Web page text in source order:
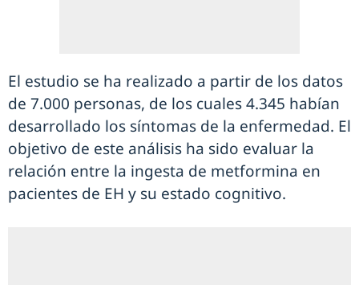
El estudio se ha realizado a partir de los datos
de 7.000 personas, de los cuales 4.345 habían
desarrollado los síntomas de la enfermedad. El
objetivo de este análisis ha sido evaluar la
relación entre la ingesta de metformina en
pacientes de EH y su estado cognitivo.